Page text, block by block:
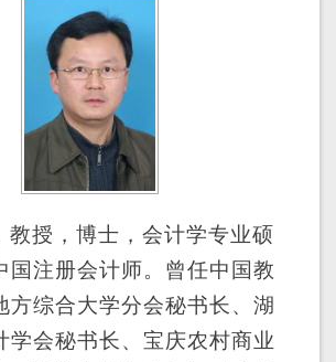
教授，博士，会计学专业硕
注册会计师。 曾任中国教
方综合大学分会秘书长、湖
学会秘书长、宝庆农村商业